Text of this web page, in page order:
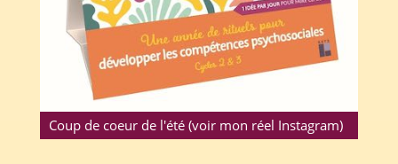
Coup de coeur de l'été (voir mon réel Instagram)